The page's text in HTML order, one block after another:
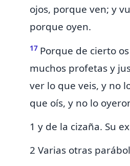
ojos, porque ven; y
porque oyen.
17 Porque de cierto
muchos profetas y
ver lo que veis, y no
que oís, y no lo
1 y de la cizaña. Su
2 Varias otras